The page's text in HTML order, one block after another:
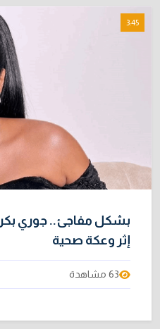
3:45
بشكل مفاجئ.. جوري
إثر وعكة صحية
63 مشاهدة